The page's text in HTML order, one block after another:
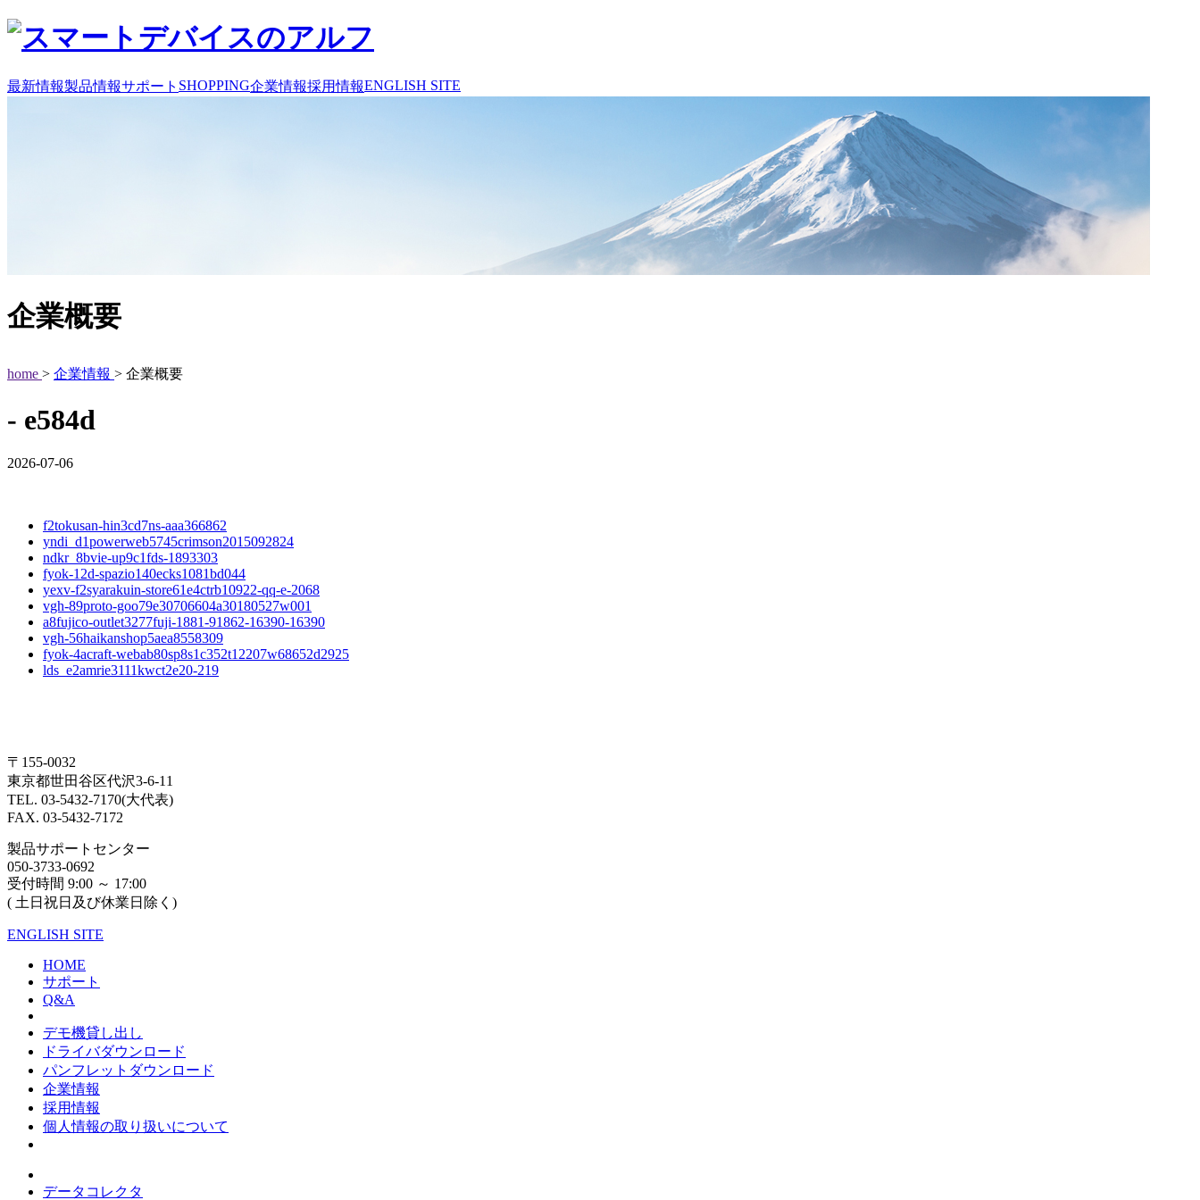
最新情報製品情報サポート SHOPPING企業情報採用情報ENGLISH SITE
企業概要
home > 企業情報 > 企業概要
- e584d
2026-07-06
f2tokusan-hin3cd7ns-aaa366862
yndi_d1powerweb5745crimson2015092824
ndkr_8bvie-up9c1fds-1893303
fyok-12d-spazio140ecks1081bd044
yexv-f2syarakuin-store61e4ctrb10922-qq-e-2068
vgh-89proto-goo79e30706604a30180527w001
a8fujico-outlet3277fuji-1881-91862-16390-16390
vgh-56haikanshop5aea8558309
fyok-4acraft-webab80sp8s1c352t12207w68652d2925
lds_e2amrie3111kwct2e20-219
〒155-0032
東京都世田谷区代沢3-6-11
TEL. 03-5432-7170(大代表)
FAX. 03-5432-7172
製品サポートセンター
050-3733-0692
受付時間 9:00 ～ 17:00
( 土日祝日及び休業日除く)
ENGLISH SITE
HOME
サポート
Q&A
デモ機貸し出し
ドライバダウンロード
パンフレットダウンロード
企業情報
採用情報
個人情報の取り扱いについて
データコレクタ